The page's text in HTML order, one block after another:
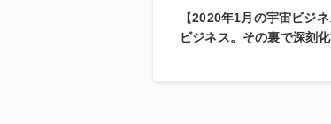
【2020年1月の宇宙ビジ
ビジネス。その裏で深刻